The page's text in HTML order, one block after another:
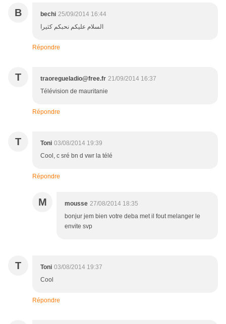
B bechi 25/09/2014 16:44
السلام عليكم نحبكم كثيرا
Répondre
T traoregueladio@free.fr 21/09/2014 16:37
Télévision de mauritanie
Répondre
T Toni 03/08/2014 19:39
Cool, c sré bn d vwr la télé
Répondre
M mousse 27/08/2014 18:35
bonjur jem bien votre deba met il fout melanger le
envite svp
T Toni 03/08/2014 19:37
Cool
Répondre